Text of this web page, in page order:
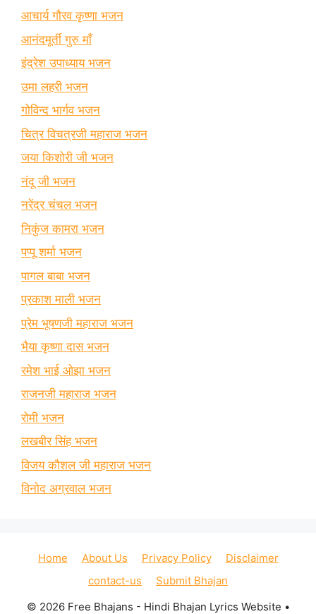
आचार्य गौरव कृष्णा भजन
आनंदमूर्ती गुरु माँ
इंद्रेश उपाध्याय भजन
उमा लहरी भजन
गोविन्द भार्गव भजन
चित्र विचत्रजी महाराज भजन
जया किशोरी जी भजन
नंदू जी भजन
नरेंद्र चंचल भजन
निकुंज कामरा भजन
पप्पू शर्मा भजन
पागल बाबा भजन
प्रकाश माली भजन
प्रेम भूषणजी महाराज भजन
भैया कृष्णा दास भजन
रमेश भाई ओझा भजन
राजनजी महाराज भजन
रोमी भजन
लखबीर सिंह भजन
विजय कौशल जी महाराज भजन
विनोद अग्रवाल भजन
Home About Us Privacy Policy
Disclaimer
contact-us
Submit Bhajan
© 2026 Free Bhajans - Hindi Bhajan Lyrics Website •